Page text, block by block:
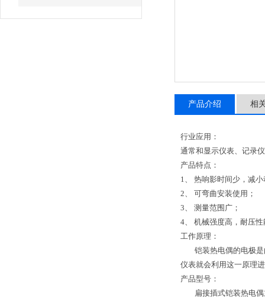
产品介绍 相
行业应用：
通常和显示仪表、记录
产品特点：
1、 热响影时间少，减
2、 可弯曲安装使用；
3、 测量范围广；
4、 机械强度高，耐压
工作原理：
铠装热电偶的电极是
仪表就会利用这一原理
产品型号：
扁接插式铠装热电偶主